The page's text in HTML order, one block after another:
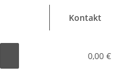
Kontakt
0,00 €